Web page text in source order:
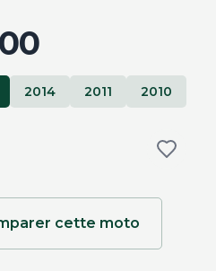
2014 2011 2010
cette moto